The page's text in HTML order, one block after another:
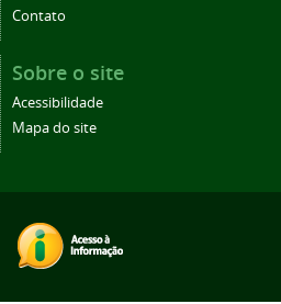
Contato
Sobre o site
Acessibilidade
Mapa do site